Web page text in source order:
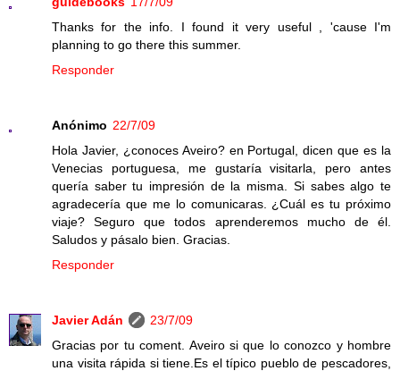
Thanks for the info. I found it very useful , 'cause I'm
planning to go there this summer.
Responder
Anónimo 22/7/09
Hola Javier, ¿conoces Aveiro? en Portugal, dicen que es la
Venecias portuguesa, me gustaría visitarla, pero antes
quería saber tu impresión de la misma. Si sabes algo te
agradecería que me lo comunicaras. ¿Cuál es tu próximo
viaje? Seguro que todos aprenderemos mucho de él.
Saludos y pásalo bien. Gracias.
Responder
Javier Adán
23/7/09
Gracias por tu coment. Aveiro si que lo conozco y hombre
una visita rápida si tiene.Es el típico pueblo de pescadores,